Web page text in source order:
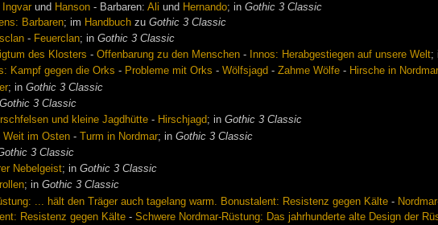
Ingvar und Hanson - Barbaren:Ali und Hernando; inGothic 3 Classic
Barbaren; im Handbuch zuGothic 3 Classic
- Feuerclan; inGothic 3 Classic
des Klosters -Offenbarung zu den Menschen - Innos: Herabgestiegen auf unsere Welt;
Kampf gegen die Orks - Probleme mit Orks -Wölfsjagd -Zahme Wölfe - Hirsche in Nordmar
; inGothic 3 Classic
Gothic 3 Classic
und kleine Jagdhütte - Hirschjagd; inGothic 3 Classic
Weit im Osten -Turm in Nordmar; inGothic 3 Classic
3 Classic
Nebelgeist; inGothic 3 Classic
; inGothic 3 Classic
... hält den Träger auch tagelang warm. Bonustalent: Resistenz gegen Kälte -
Resistenz gegen Kälte -Schwere Nordmar-Rüstung: Das jahrhunderte alte Design der